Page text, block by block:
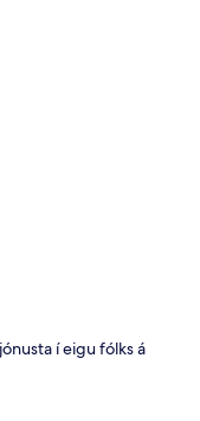
í eigu fólks á